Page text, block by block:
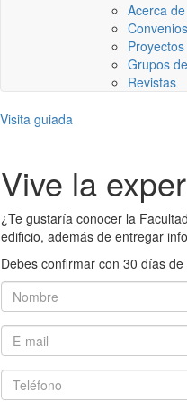
Acerca
Grupos
Revistas
Visita guiada
Vive la
¿Te gustaría conocer la
edificio, además de entregar
Debes confirmar con 30 días
Nombre
E-mail
Teléfono